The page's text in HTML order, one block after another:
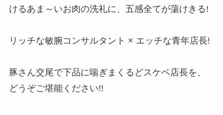
けるあま～いお肉の洗礼に、五感全てが蕩けきる!
リッチな敏腕コンサルタント × エッチな青年店長!
豚さん交尾で下品に喘ぎまくるどスケベ店長を、
どうぞご堪能ください!!